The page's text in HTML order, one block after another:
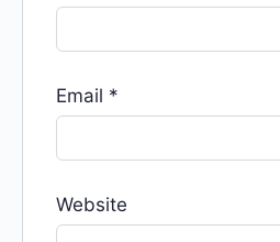
Email *
Website